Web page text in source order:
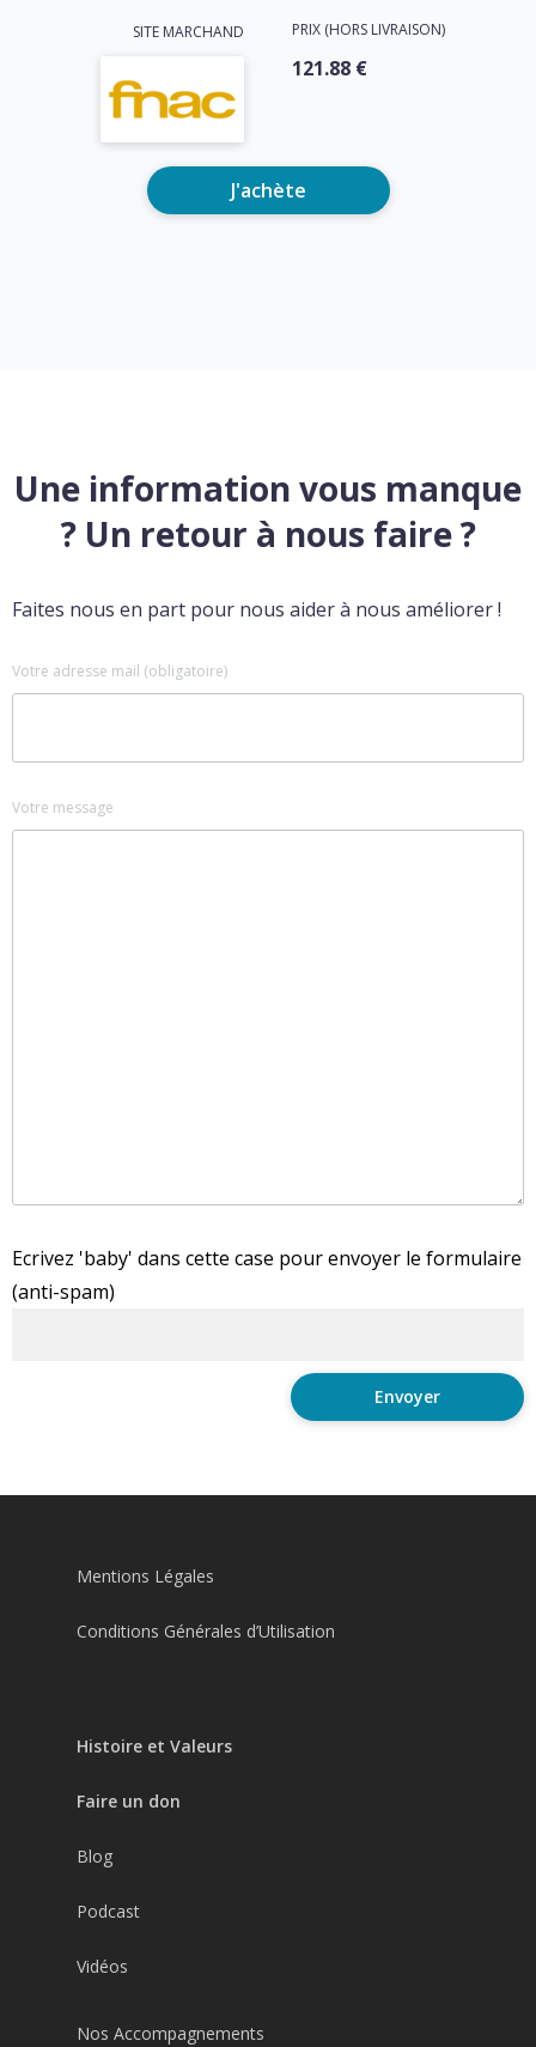
SITE MARCHAND PRIX (HORS LIVRAISON)
121.88 €
J'achète
Une information vous manque
? Un retour à nous faire ?
Faites nous en part pour nous aider à nous améliorer !
Votre adresse mail (obligatoire)
Votre message
Ecrivez 'baby' dans cette case pour envoyer le formulaire
(anti-spam)
Mentions Légales
Conditions Générales d’Utilisation
Histoire et Valeurs
Faire un don
Blog
Podcast
Vidéos
Nos Accompagnements